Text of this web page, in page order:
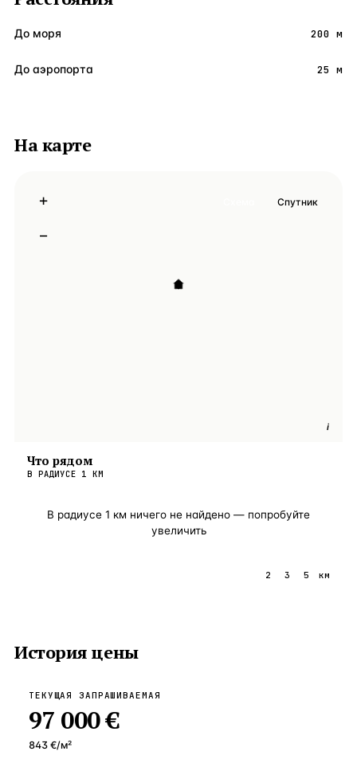
До моря 200 м
До аэропорта 25 м
На карте
i
+
−
Спутник
Что рядом
В РАДИУСЕ 1 КМ
В радиусе 1 км ничего не найдено — попробуйте
увеличить
2 3 5 км
История цены
ТЕКУЩАЯ ЗАПРАШИВАЕМАЯ
97 000 €
843 €/м²